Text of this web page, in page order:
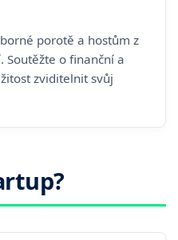
porotě a hostům z
Soutěžte o finanční a
zviditelnit svůj